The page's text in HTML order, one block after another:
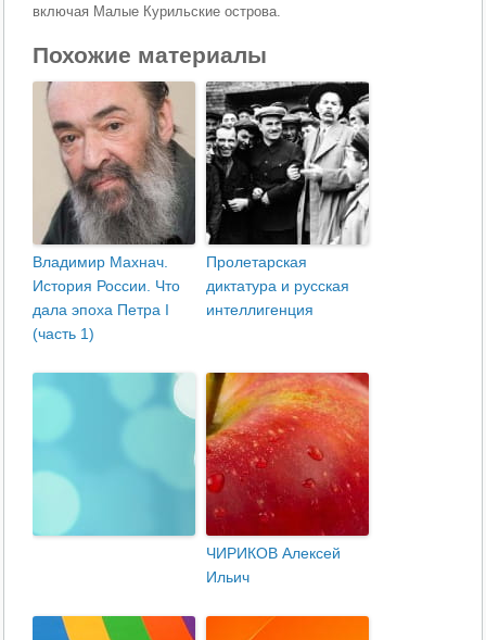
включая Малые Курильские острова.
Похожие материалы
Владимир Махнач.
История России. Что
дала эпоха Петра I
(часть 1)
Пролетарская
диктатура и русская
интеллигенция
ЧИРИКОВ Алексей
Ильич